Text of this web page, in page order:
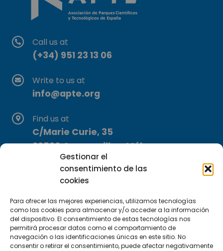
Gestionar el
consentimiento de las
cookies
Para ofrecer las mejores experiencias, utilizamos tecnologías
como las cookies para almacenar y/o acceder a la información
del dispositivo. El consentimiento de estas tecnologías nos
permitirá procesar datos como el comportamiento de
navegación o las identificaciones únicas en este sitio. No
consentir o retirar el consentimiento, puede afectar negativamente
Call us at
(+34) 951 23 13 06
Write to us at
info@apte.org
Find us at
C/Marie Curie, 35
29590 Campanillas, Málaga
Subscribe to our Newsletter